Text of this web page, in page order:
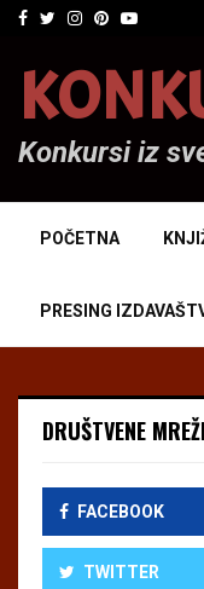
Facebook
Twitter
Instagram
Pinterest
Youtube
Konkursi iz
POČETNA
PRESING
DRUŠTVENE
FACEBOOK
TWITTER